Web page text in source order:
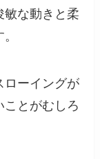
敏な動きと柔
ローイングが
とがむしろ